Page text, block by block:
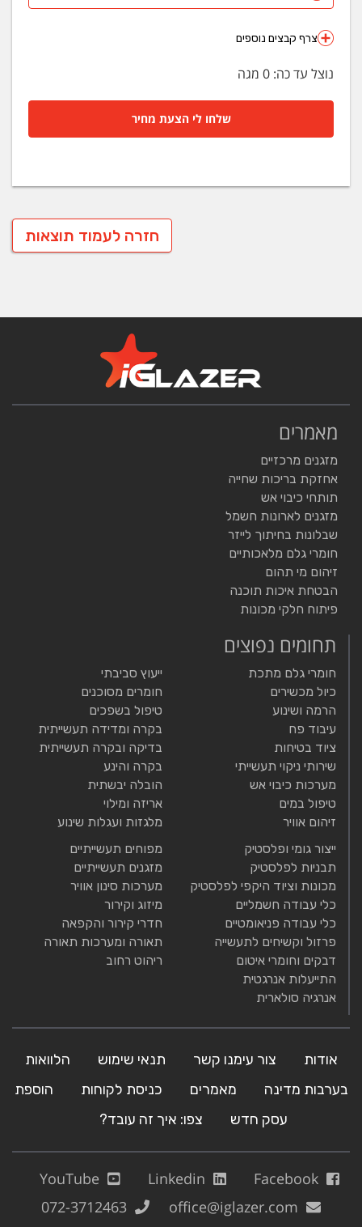
צרף קבצים נוספים
נוצל עד כה: 0 מגה
שלחו לי הצעת מחיר
חזרה לעמוד תוצאות
מאמרים
מזגנים מרכזיים
אחזקת בריכות שחייה
תותחי כיבוי אש
מזגנים לארונות חשמל
שבלונות בחיתוך לייזר
חומרי גלם מלאכותיים
זיהום מי תהום
הבטחת איכות תוכנה
פיתוח חלקי מכונות
תחומים נפוצים
חומרי גלם מתכת
כיול מכשירים
הרמה ושינוע
עיבוד פח
ציוד בטיחות
שירותי ניקוי תעשייתי
מערכות כיבוי אש
טיפול במים
זיהום אוויר
ייעוץ סביבתי
חומרים מסוכנים
טיפול בשפכים
בקרה ומדידה תעשייתית
בדיקה ובקרה תעשייתית
בקרה והינע
הובלה יבשתית
אריזה ומילוי
מלגזות ועגלות שינוע
ייצור גומי ופלסטיק
תבניות לפלסטיק
מכונות וציוד היקפי לפלסטיק
כלי עבודה חשמליים
כלי עבודה פניאומטיים
פרזול וקשיחים לתעשייה
דבקים וחומרי איטום
התייעלות אנרגטית
אנרגיה סולארית
מפוחים תעשייתיים
מזגנים תעשייתיים
מערכות סינון אוויר
מיזוג וקירור
חדרי קירור והקפאה
תאורה ומערכות תאורה
ריהוט רחוב
אודות צור עימנו קשר תנאי שימוש
הלוואות
בערבות מדינה
מאמרים כניסת לקוחות
הוספת
עסק חדש
צפו: איך זה עובד?
Facebook